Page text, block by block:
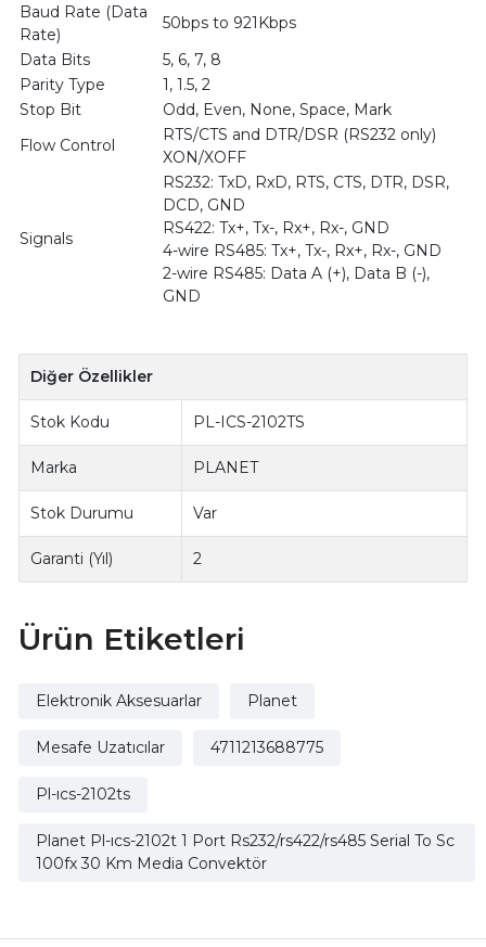
Baud Rate (Data
Rate)
50bps to 921Kbps
Data Bits
5, 6, 7, 8
Parity Type
1, 1.5, 2
Stop Bit
Odd, Even, None, Space, Mark
Flow Control
RTS/CTS and DTR/DSR (RS232 only)
XON/XOFF
Signals
RS232: TxD, RxD, RTS, CTS, DTR, DSR,
DCD, GND
RS422: Tx+, Tx-, Rx+, Rx-, GND
4-wire RS485: Tx+, Tx-, Rx+, Rx-, GND
2-wire RS485: Data A (+), Data B (-),
GND
Diğer Özellikler
Stok Kodu PL-ICS-2102TS
Marka PLANET
Stok Durumu Var
Garanti (Yıl) 2
Ürün Etiketleri
Elektronik Aksesuarlar Planet
Mesafe Uzatıcılar 4711213688775
Pl-ıcs-2102ts
Planet Pl-ıcs-2102t 1 Port Rs232/rs422/rs485 Serial To Sc
100fx 30 Km Media Convektör